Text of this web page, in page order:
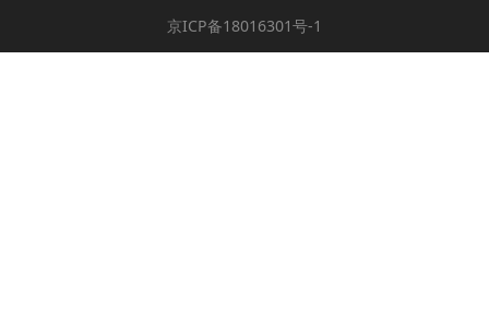
京ICP备18016301号-1